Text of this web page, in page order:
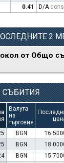
0.41 D/A cons
2
от Общо
СЪБИТИЯ
Валута
на
търговия
BGN
BGN
BGN